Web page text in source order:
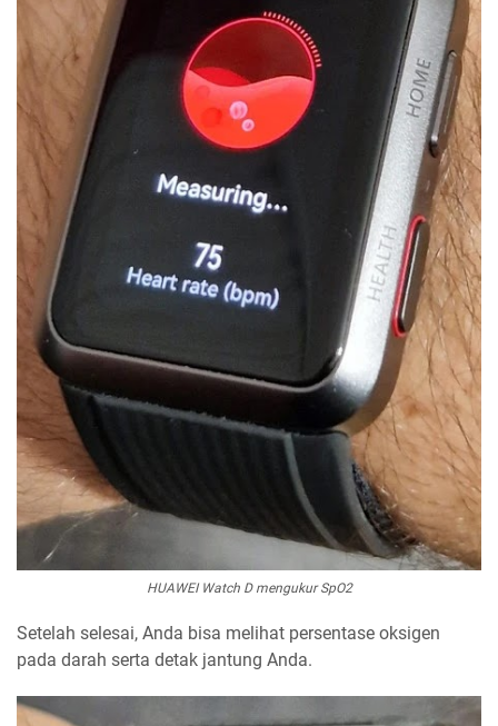
HUAWEI Watch D mengukur SpO2
Setelah selesai, Anda bisa melihat persentase oksigen
pada darah serta detak jantung Anda.